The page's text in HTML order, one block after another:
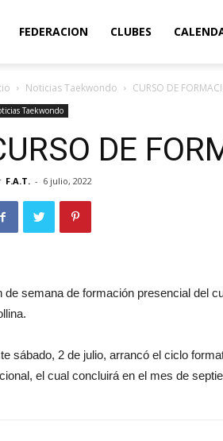
FEDERACION CLUBES
Noticias Taekwondo CURSO DE
Taekwondo
DE
F.A.T. - 6 julio, 2022
de semana de formación presencial del
sábado, 2 de julio, arrancó el ciclo
el cual concluirá en el mes de